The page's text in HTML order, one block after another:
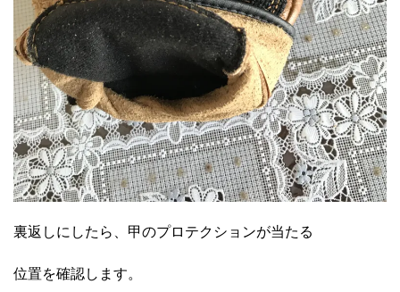
裏返しにしたら、甲のプロテクションが当たる
位置を確認します。